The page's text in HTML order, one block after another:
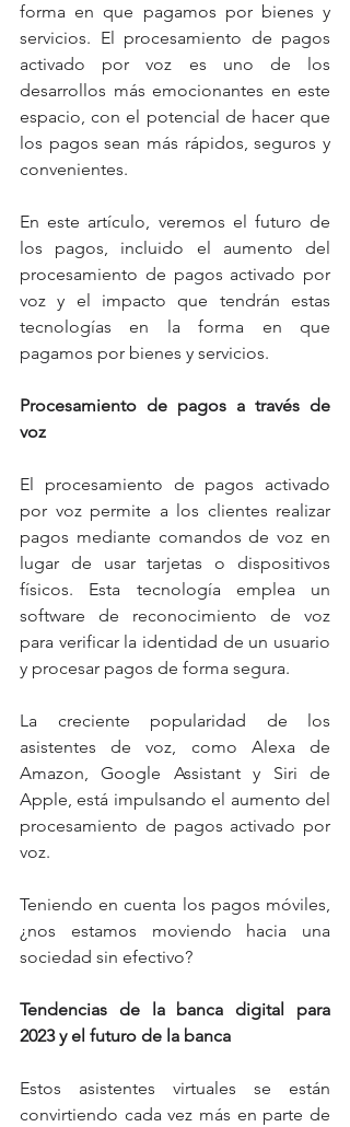
forma en que pagamos por bienes y
servicios. El procesamiento de pagos
activado por voz es uno de los
desarrollos más emocionantes en este
espacio, con el potencial de hacer que
los pagos sean más rápidos, seguros y
convenientes.
En este artículo, veremos el futuro de
los pagos, incluido el aumento del
procesamiento de pagos activado por
voz y el impacto que tendrán estas
tecnologías en la forma en que
pagamos por bienes y servicios.
Procesamiento de pagos a través de
voz
El procesamiento de pagos activado
por voz permite a los clientes realizar
pagos mediante comandos de voz en
lugar de usar tarjetas o dispositivos
físicos. Esta tecnología emplea un
software de reconocimiento de voz
para verificar la identidad de un usuario
y procesar pagos de forma segura.
La creciente popularidad de los
asistentes de voz, como Alexa de
Amazon, Google Assistant y Siri de
Apple, está impulsando el aumento del
procesamiento de pagos activado por
voz.
Teniendo en cuenta los pagos móviles,
¿nos estamos moviendo hacia una
sociedad sin efectivo?
Tendencias de la banca digital para
2023 y el futuro de la banca
Estos asistentes virtuales se están
convirtiendo cada vez más en parte de